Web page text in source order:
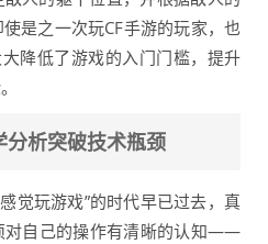
是之一次玩CF手游的玩家，也
降低了游戏的入门门槛，提升
析突破技术瓶颈
觉玩游戏”的时代早已过去，真
对自己的操作有清晰的认知——